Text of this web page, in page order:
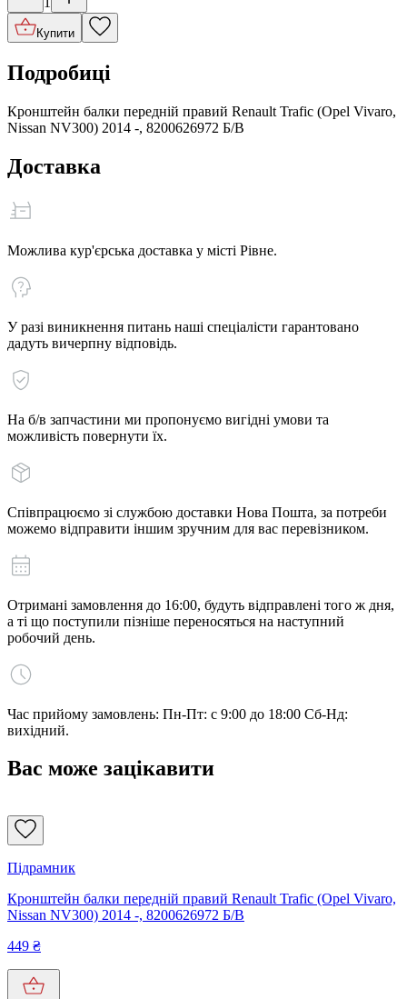
Купити
Подробиці
Кронштейн балки передній правий Renault Trafic (Opel Vivaro,
Nissan NV300) 2014 -, 8200626972 Б/В
Доставка
Можлива кур'єрська доставка у місті Рівне.
У разі виникнення питань наші спеціалісти гарантовано
дадуть вичерпну відповідь.
На б/в запчастини ми пропонуємо вигідні умови та
можливість повернути їх.
Співпрацюємо зі службою доставки Нова Пошта, за потреби
можемо відправити іншим зручним для вас перевізником.
Отримані замовлення до 16:00, будуть відправлені того ж дня,
а ті що поступили пізніше переносяться на наступний
робочий день.
Час прийому замовлень: Пн-Пт: с 9:00 до 18:00 Сб-Нд:
вихідний.
Вас може зацікавити
Підрамник
Кронштейн балки передній правий Renault Trafic (Opel Vivaro,
Nissan NV300) 2014 -, 8200626972 Б/В
449 ₴